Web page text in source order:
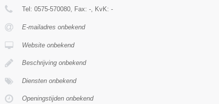
Tel: 0575-570080 , Fax: - , KvK: -
E-mailadres onbekend
Website onbekend
Beschrijving onbekend
Diensten onbekend
Openingstijden onbekend